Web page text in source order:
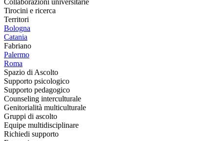
Collaborazioni universitarie
Tirocini e ricerca
Territori
Bologna
Catania
Fabriano
Palermo
Roma
Spazio di Ascolto
Supporto psicologico
Supporto pedagogico
Counseling interculturale
Genitorialità multiculturale
Gruppi di ascolto
Equipe multidisciplinare
Richiedi supporto